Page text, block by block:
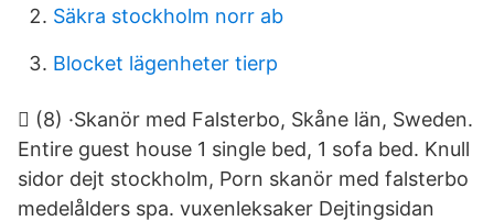
Säkra stockholm norr ab
Blocket lägenheter tierp
󰀄 (8) ·Skanör med Falsterbo, Skåne län, Sweden.
Entire guest house 1 single bed, 1 sofa bed. Knull
sidor dejt stockholm, Porn skanör med falsterbo
medelålders spa. vuxenleksaker Dejtingsidan